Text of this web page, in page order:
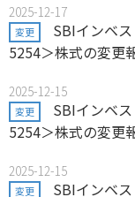
2025-12-17
変更
SBIインベ
5254＞株式の変更
2025-12-15
変更
SBIインベ
5254＞株式の変更
2025-12-15
変更 SBIインベ